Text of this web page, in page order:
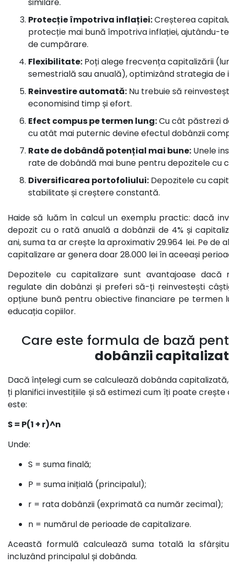
Protecție împotriva inflației:Creșterea
protecție mai bună împotriva inflației, ajutându-
de cumpărare.
Flexibilitate: Poți alege frecvența capitalizării
semestrială sau anuală), optimizând strategia de
Reinvestire automată: Nu trebuie să
economisind timp și efort.
Efect compus pe termen lung:Cu cât păstrezi
cu atât mai puternic devine efectul dobânzii
Rate de dobândă potențial mai bune: Unele
rate de dobândă mai bune pentru depozitele cu
Diversificarea portofoliului: Depozitele cu
stabilitate și creștere constantă.
Haide să luăm în calcul un exemplu practic: dacă
depozit cu o rată anuală a dobânzii de 4% și
ani, suma ta ar crește la aproximativ 29.964 lei. Pe de
capitalizare ar genera doar 28.000 lei în aceeași
Depozitele cu capitalizare sunt avantajoase dacă
regulate din dobânzi și preferi să-ți reinvestești
opțiune bună pentru obiective financiare pe termen
educația copiilor.
Care este formula de bază
dobânzii
Dacă înțelegi cum se calculează dobânda
ți planifici investițiile și să estimezi cum îți poate
este:
S = P(1 + r)^n
Unde:
S = suma finală;
P = suma inițială (principalul);
r = rata dobânzii (exprimată ca număr zecimal);
n = numărul de perioade de capitalizare.
Această formulă calculează suma totală la
incluzând principalul și dobânda.